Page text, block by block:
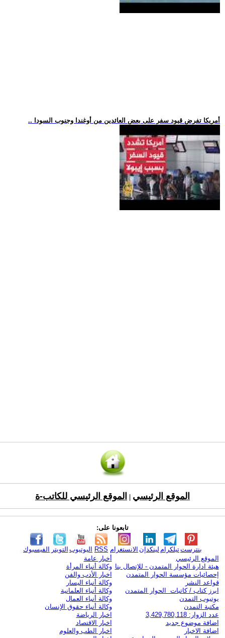
.. أمريكا تفرض قيود سفر على بعض العائدين من أوغندا وجنوب السودا
الموقع الرئيسي الموقع الرئيسي للكاتب-ة
تابعونا على:
الفيسبوك التويتر اليوتيوب RSS الانستغرام لينكدإن تيلكرامبنترست
الموقع الرئيسي
هيئة ادارة الحوار المتمدن - للإتصال بنا
إحصائيات مؤسسة الحوار المتمدن
قواعد النشر
ابرز كتاب / كاتبات الحوار المتمدن
يوتيوب التمدن
مكتبة التمدن
عدد الزوار: 3,429,780,118
اضافة موضوع جديد
اضافة الاخبار
أخبار عامة
وكالة أنباء المرأة
اخبار الأدب والفن
وكالة أنباء اليسار
وكالة أنباء العلمانية
وكالة أنباء العمال
وكالة أنباء حقوق الإنسان
اخبار الرياضة
اخبار الاقتصاد
اخبار الطب والعلوم